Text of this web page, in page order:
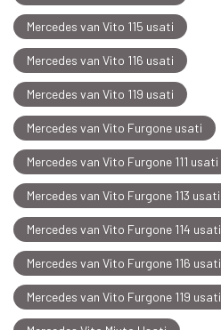
Mercedes van Vito 115 usati
Mercedes van Vito 116 usati
Mercedes van Vito 119 usati
Mercedes van Vito Furgone usati
Mercedes van Vito Furgone 111 usati
Mercedes van Vito Furgone 113 usati
Mercedes van Vito Furgone 114 usati
Mercedes van Vito Furgone 116 usati
Mercedes van Vito Furgone 119 usati